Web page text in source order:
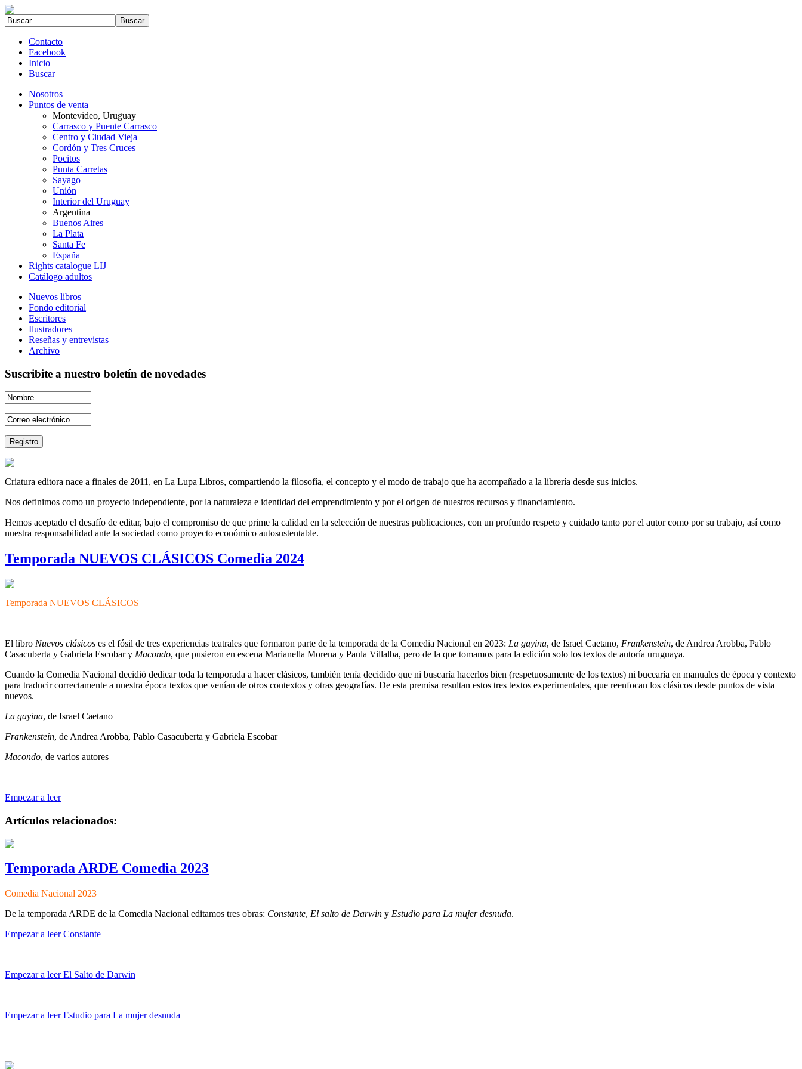
Contacto
Facebook
Inicio
Buscar
Nosotros
Puntos de venta
Montevideo, Uruguay
Carrasco y Puente Carrasco
Centro y Ciudad Vieja
Cordón y Tres Cruces
Pocitos
Punta Carretas
Sayago
Unión
Interior del Uruguay
Argentina
Buenos Aires
La Plata
Santa Fe
España
Rights catalogue LIJ
Catálogo adultos
Nuevos libros
Fondo editorial
Escritores
Ilustradores
Reseñas y entrevistas
Archivo
Suscribite a nuestro boletín de novedades
Criatura editora nace a finales de 2011, en La Lupa Libros, compartiendo la filosofía, el concepto y el modo de trabajo que ha acompañado a la librería desde sus inicios.
Nos definimos como un proyecto independiente, por la naturaleza e identidad del emprendimiento y por el origen de nuestros recursos y financiamiento.
Hemos aceptado el desafío de editar, bajo el compromiso de que prime la calidad en la selección de nuestras publicaciones, con un profundo respeto y cuidado tanto por el autor como por su trabajo, así como
nuestra responsabilidad ante la sociedad como proyecto económico autosustentable.
Temporada NUEVOS CLÁSICOS Comedia 2024
Temporada NUEVOS CLÁSICOS
El libro Nuevos clásicos es el fósil de tres experiencias teatrales que formaron parte de la temporada de la Comedia Nacional en 2023: La gayina, de Israel Caetano, Frankenstein, de Andrea Arobba, Pablo
Casacuberta y Gabriela Escobar y Macondo, que pusieron en escena Marianella Morena y Paula Villalba, pero de la que tomamos para la edición solo los textos de autoría uruguaya.
Cuando la Comedia Nacional decidió dedicar toda la temporada a hacer clásicos, también tenía decidido que ni buscaría hacerlos bien (respetuosamente de los textos) ni bucearía en manuales de época y contexto
para traducir correctamente a nuestra época textos que venían de otros contextos y otras geografías. De esta premisa resultan estos tres textos experimentales, que reenfocan los clásicos desde puntos de vista
nuevos.
La gayina, de Israel Caetano
Frankenstein, de Andrea Arobba, Pablo Casacuberta y Gabriela Escobar
Macondo, de varios autores
Empezar a leer
Artículos relacionados:
Temporada ARDE Comedia 2023
Comedia Nacional 2023
De la temporada ARDE de la Comedia Nacional editamos tres obras: Constante, El salto de Darwin y Estudio para La mujer desnuda.
Empezar a leer Constante
Empezar a leer El Salto de Darwin
Empezar a leer Estudio para La mujer desnuda